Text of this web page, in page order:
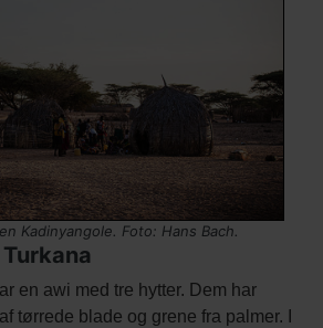
Kadinyangole. Foto: Hans Bach.
en awi med tre hytter. Dem har
tørrede blade og grene fra palmer. I